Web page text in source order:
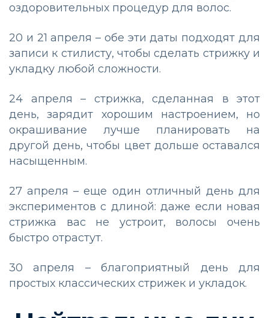
оздоровительных процедур для волос.
20 и 21 апреля – обе эти даты подходят для
записи к стилисту, чтобы сделать стрижку и
укладку любой сложности.
24 апреля – стрижка, сделанная в этот
день, зарядит хорошим настроением, но
окрашивание лучше планировать на
другой день, чтобы цвет дольше оставался
насыщенным.
27 апреля – еще один отличный день для
экспериментов с длиной: даже если новая
стрижка вас не устроит, волосы очень
быстро отрастут.
30 апреля – благоприятный день для
простых классических стрижек и укладок.